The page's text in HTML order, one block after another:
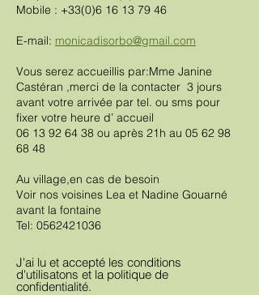
Mobile : +33(0)6 16 13 79 46
E-mail: monicadisorbo@gmail.com
Vous serez accueillis par:Mme Janine
Castéran ,merci de la contacter 3 jours
avant votre arrivée par tel. ou sms pour
fixer votre heure d’ accueil
06 13 92 64 38 ou après 21h au 05 62 98
68 48
Au village,en cas de besoin
Voir nos voisines Lea et Nadine Gouarné
avant la fontaine
Tel: 0562421036
J'ai lu et accepté les conditions
d'utilisatons et la politique de
confidentialité.